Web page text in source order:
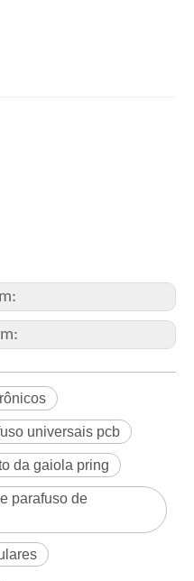
universais pcb
da gaiola pring
parafuso de